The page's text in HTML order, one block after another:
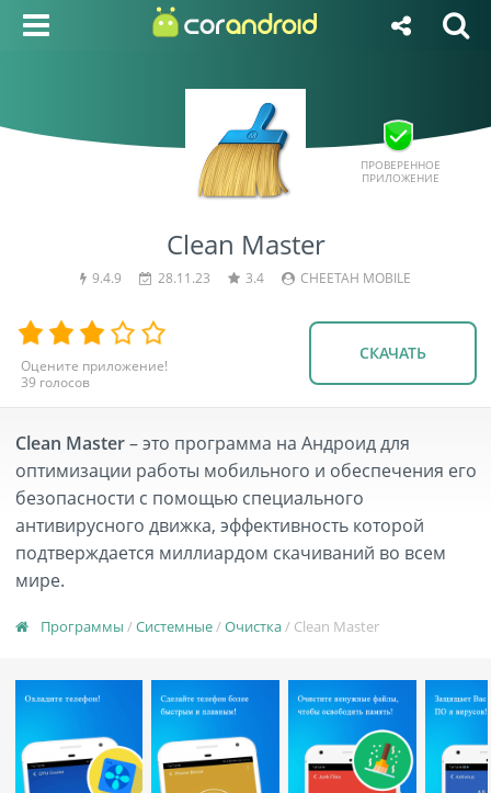
Программы /Системные/Очистка/ Clean Master
Clean Master
9.4.9 28.11.23 3.4 CHEETAH MOBILE
ПРОВЕРЕННОЕ
ПРИЛОЖЕНИЕ
39 голосов
СКАЧАТЬ
Clean Master– это программа на Андроид для
оптимизации работы мобильного и обеспечения его
безопасности с помощью специального
антивирусного движка, эффективность которой
подтверждается миллиардом скачиваний во всем
мире.